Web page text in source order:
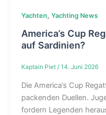
Yachten, Yachting News
America’s Cup
auf Sardinien?
Kaptain Piet / 14. Juni 2026
Die America’s Cup
packenden Duellen.
fordern Legenden